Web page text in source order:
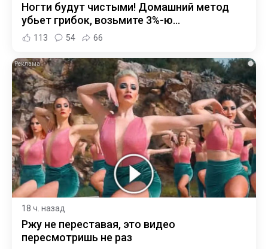
Ногти будут чистыми! Домашний метод
убьет грибок, возьмите 3%-ю…
113 54 66
i
18 ч. назад
Ржу не переставая, это видео
пересмотришь не раз